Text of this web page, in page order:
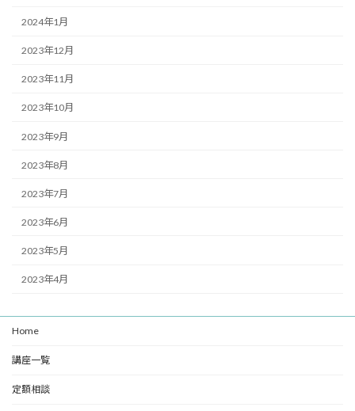
2024年1月
2023年12月
2023年11月
2023年10月
2023年9月
2023年8月
2023年7月
2023年6月
2023年5月
2023年4月
Home
講座一覧
定額相談